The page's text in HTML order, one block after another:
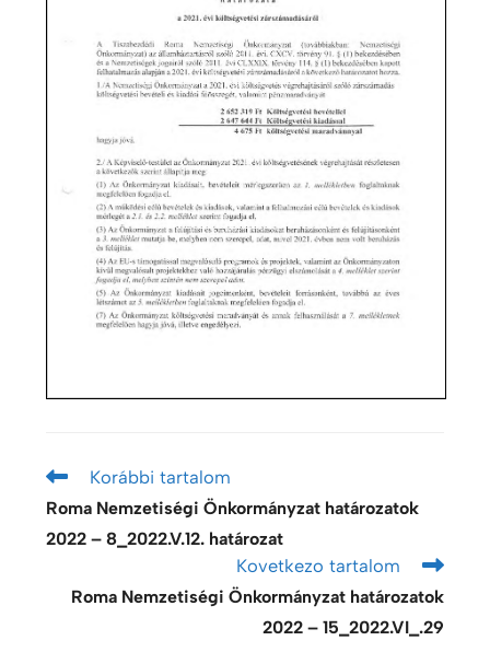
Korábbi tartalom
Roma Nemzetiségi Önkormányzat határozatok
2022 – 8_2022.V.12. határozat
Kovetkezo tartalom
Roma Nemzetiségi Önkormányzat határozatok
2022 – 15_2022.VI_.29